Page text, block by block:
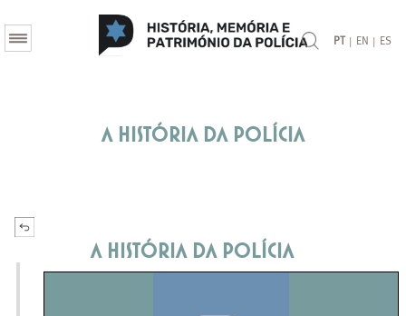
PT | EN | ES
A História da Polícia
A História da Polícia